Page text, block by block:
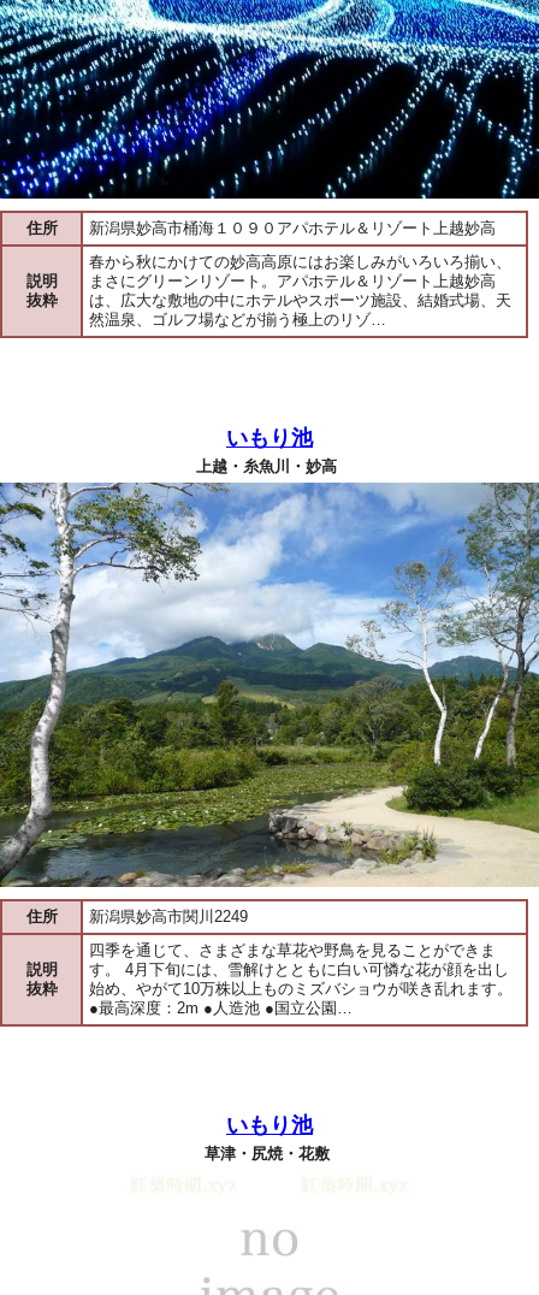
住所 新潟県妙高市桶海１０９０アパホテル＆リゾート上越妙高
説明
抜粋
春から秋にかけての妙高高原にはお楽しみがいろいろ揃い、
まさにグリーンリゾート。アパホテル＆リゾート上越妙高
は、広大な敷地の中にホテルやスポーツ施設、結婚式場、天
然温泉、ゴルフ場などが揃う極上のリゾ…
いもり池
上越・糸魚川・妙高
住所 新潟県妙高市関川2249
説明
抜粋
四季を通じて、さまざまな草花や野鳥を見ることができま
す。 4月下旬には、雪解けとともに白い可憐な花が顔を出し
始め、やがて10万株以上ものミズバショウが咲き乱れます。
●最高深度：2m ●人造池 ●国立公園…
いもり池
草津・尻焼・花敷